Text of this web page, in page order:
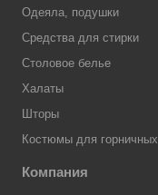
Одеяла, подушки
Средства для стирки
Столовое белье
Халаты
Шторы
Костюмы для горничных
Компания